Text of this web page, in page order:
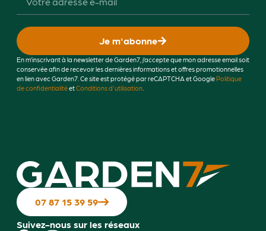
Je m'abonne
En m’inscrivant à la newsletter de Garden7, j’accepte que mon adresse email soit
conservée afin de recevoir les dernières informations et offres promotionnelles
en lien avec Garden7. Ce site est protégé par reCAPTCHA et GooglePolitique
de confidentialitéetConditions d'utilisation.
07 87 15 39 59
Suivez-nous sur les réseaux